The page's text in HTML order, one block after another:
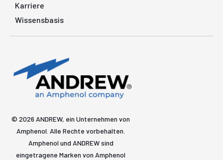
Karriere
Wissensbasis
© 2026 ANDREW, ein Unternehmen von
Amphenol. Alle Rechte vorbehalten.
Amphenol und ANDREW sind
eingetragene Marken von Amphenol